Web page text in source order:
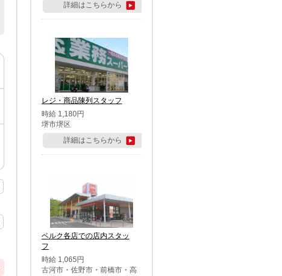
詳細はこちらから
レジ・商品陳列スタッフ
時給 1,180円
堺市堺区
詳細はこちらから
ベルク各店での店内スタッ
フ
時給 1,065円
古河市・佐野市・前橋市・高